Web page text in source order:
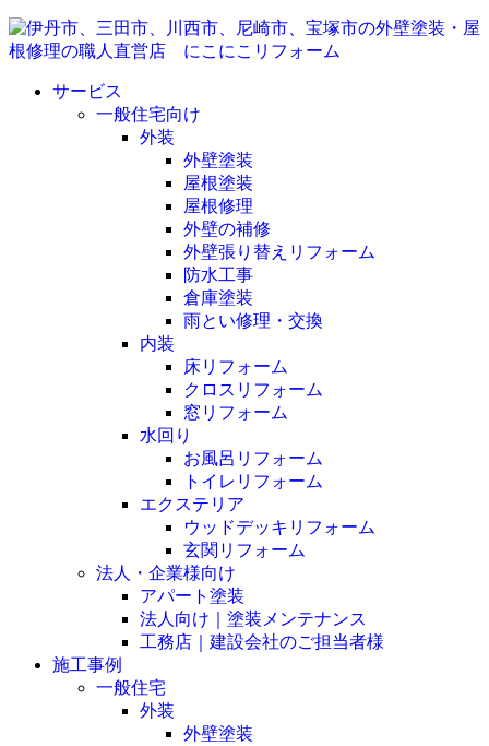
サービス
一般住宅向け
外装
外壁塗装
屋根塗装
屋根修理
外壁の補修
外壁張り替えリフォーム
防水工事
倉庫塗装
雨とい修理・交換
内装
床リフォーム
クロスリフォーム
窓リフォーム
水回り
お風呂リフォーム
トイレリフォーム
エクステリア
ウッドデッキリフォーム
玄関リフォーム
法人・企業様向け
アパート塗装
法人向け｜塗装メンテナンス
工務店｜建設会社のご担当者様
施工事例
一般住宅
外装
外壁塗装